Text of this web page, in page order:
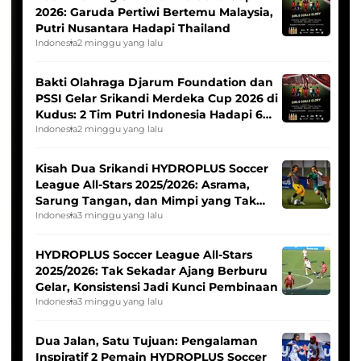
2026: Garuda Pertiwi Bertemu Malaysia,
Putri Nusantara Hadapi Thailand
Indonesia2 minggu yang lalu
Bakti Olahraga Djarum Foundation dan
PSSI Gelar Srikandi Merdeka Cup 2026 di
Kudus: 2 Tim Putri Indonesia Hadapi 6
Tim Asia
Indonesia2 minggu yang lalu
Kisah Dua Srikandi HYDROPLUS Soccer
League All-Stars 2025/2026: Asrama,
Sarung Tangan, dan Mimpi yang Tak
Pernah Padam
Indonesia3 minggu yang lalu
HYDROPLUS Soccer League All-Stars
2025/2026: Tak Sekadar Ajang Berburu
Gelar, Konsistensi Jadi Kunci Pembinaan
Indonesia3 minggu yang lalu
Dua Jalan, Satu Tujuan: Pengalaman
Inspiratif 2 Pemain HYDROPLUS Soccer